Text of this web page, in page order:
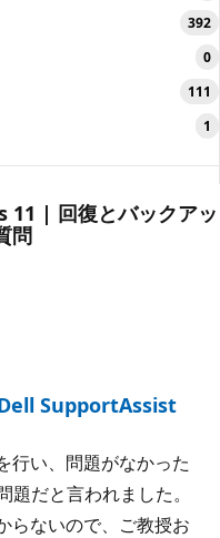
392
0
111
1
| 回復とバックアッ
問
SupportAssist
行い、問題がなかった
だと言われました。
らないので、ご教授お